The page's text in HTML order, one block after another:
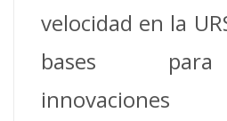
velocidad en la
bases